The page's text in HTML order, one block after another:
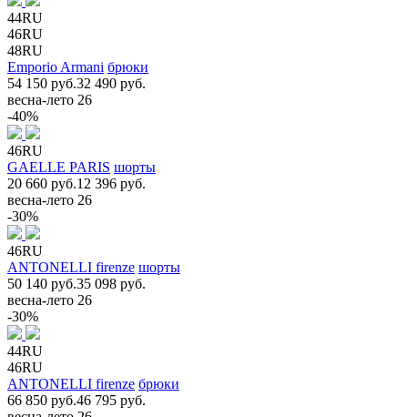
44RU
46RU
48RU
Emporio Armani брюки
54 150 руб.32 490 руб.
весна-лето 26
-40%
46RU
GAELLE PARIS шорты
20 660 руб.12 396 руб.
весна-лето 26
-30%
46RU
ANTONELLI firenze шорты
50 140 руб.35 098 руб.
весна-лето 26
-30%
44RU
46RU
ANTONELLI firenze брюки
66 850 руб.46 795 руб.